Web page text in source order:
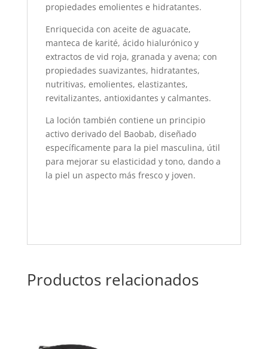
propiedades emolientes e hidratantes.
Enriquecida con aceite de aguacate,
manteca de karité, ácido hialurónico y
extractos de vid roja, granada y avena; con
propiedades suavizantes, hidratantes,
nutritivas, emolientes, elastizantes,
revitalizantes, antioxidantes y calmantes.
La loción también contiene un principio
activo derivado del Baobab, diseñado
específicamente para la piel masculina, útil
para mejorar su elasticidad y tono, dando a
la piel un aspecto más fresco y joven.
Productos relacionados